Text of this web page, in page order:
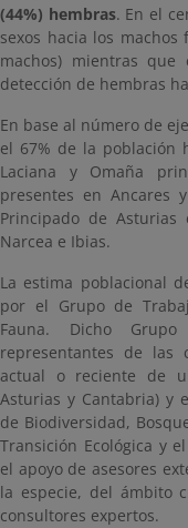
(44%) hembras. En el
sexos hacia los machos
machos) mientras
detección de hembras
En base al número de
el 67% de la población
Laciana y Omaña
presentes en Ancares
Principado de Asturias
Narcea e Ibias.
La estima poblacional
por el Grupo de
Fauna. Dicho
representantes de las
actual o reciente de
Asturias y Cantabria) y
de Biodiversidad,
Transición Ecológica y
el apoyo de asesores
la especie, del ámbito
consultores expertos.